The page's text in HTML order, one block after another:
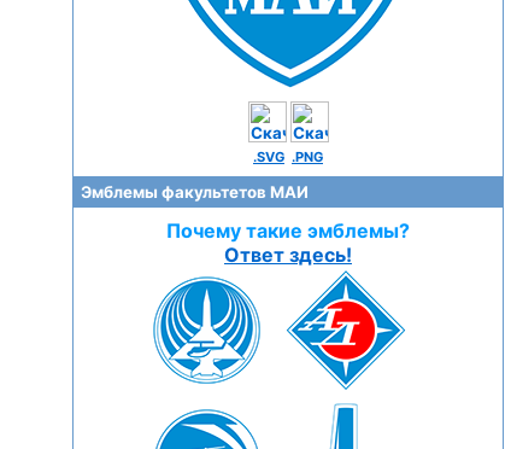
.SVG .PNG
Эмблемы факультетов МАИ
Почему такие эмблемы?
Ответ здесь!